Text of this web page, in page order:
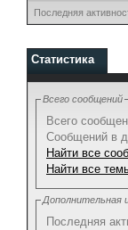
Последняя
Статистика
Всего сообщений
Всего
Сообщений в
Найти все
Найти все
Дополнительная
Последняя